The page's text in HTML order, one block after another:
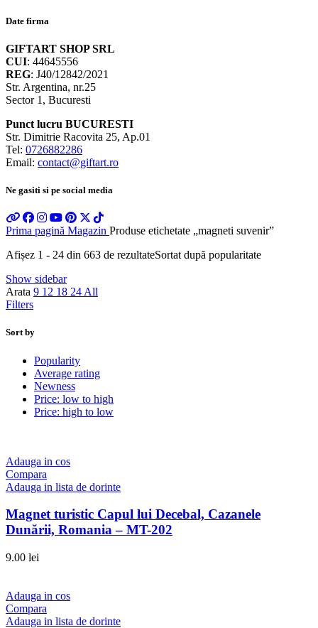
Date firma
GIFTART SHOP SRL
CUI: 44645556
REG: J40/12842/2021
Str. Argentina, nr.25
Sector 1, Bucuresti
Punct lucru BUCURESTI
Str. Dimitrie Racovita 25, Ap.01
Tel: 0726882286
Email: contact@giftart.ro
Ne gasiti si pe social media
Prima pagină Magazin Produse etichetate „magneti suvenir”
Afișez 1 - 24 din 663 de rezultateSortat după popularitate
Show sidebar
Arata 9 12 18 24 All
Filters
Sort by
Popularity
Average rating
Newness
Price: low to high
Price: high to low
Adauga in cos
Compara
Adauga in lista de dorinte
Magnet turistic Capul lui Decebal, Cazanele
Dunării, Romania – MT-202
9.00 lei
Adauga in cos
Compara
Adauga in lista de dorinte